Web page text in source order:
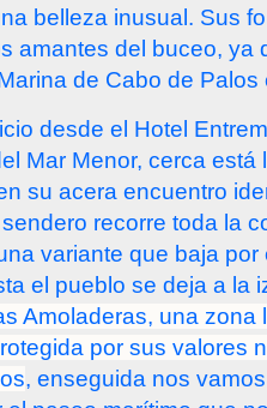
belleza inusual. Sus
amantes del buceo, ya
de Cabo de Palos
desde el Hotel
Mar Menor, cerca
su acera encuentro
recorre toda la
variante que baja
el pueblo se deja a la
Amoladeras, una zona
por sus valores
, enseguida nos